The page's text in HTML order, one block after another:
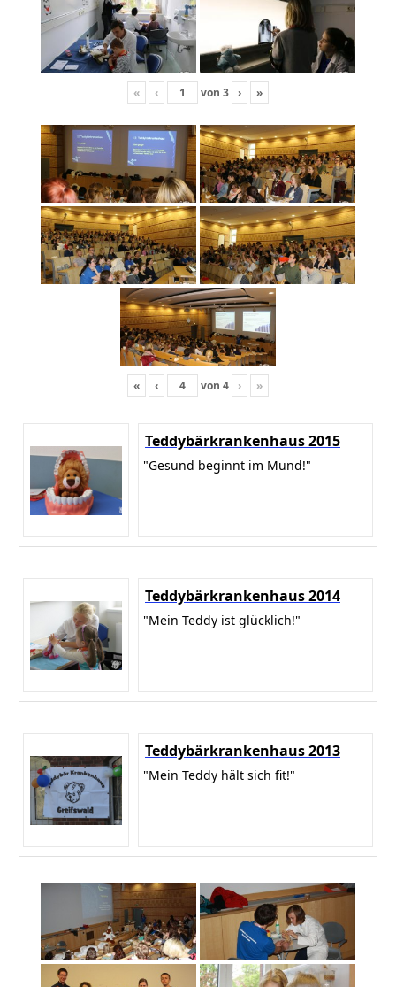
« ‹ von 3 › »
« ‹ von 4 › »
Teddybärkrankenhaus 2015
"Gesund beginnt im Mund!"
Teddybärkrankenhaus 2014
"Mein Teddy ist glücklich!"
Teddybärkrankenhaus 2013
"Mein Teddy hält sich fit!"